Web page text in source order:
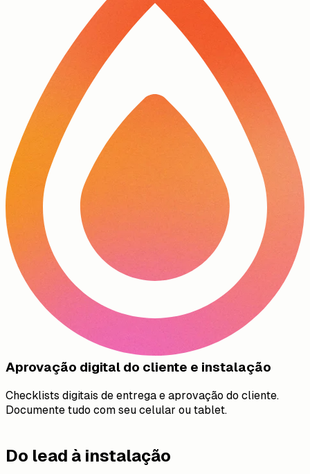
Aprovação digital do cliente e instalação
Checklists digitais de entrega e aprovação do cliente.
Documente tudo com seu celular ou tablet.
Do lead à instalação